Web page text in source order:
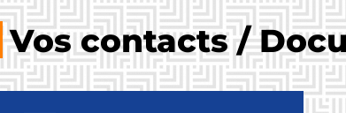
Vos contacts /